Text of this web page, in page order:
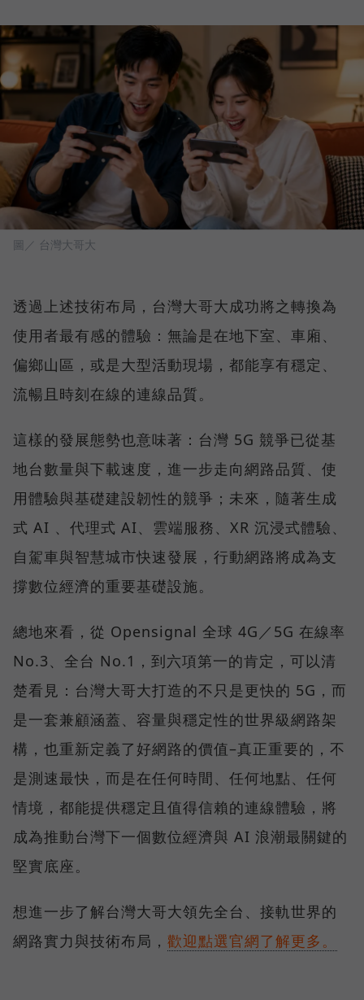
圖／ 台灣大哥大
透過上述技術布局，台灣大哥大成功將之轉換為
使用者最有感的體驗：無論是在地下室、車廂、
偏鄉山區，或是大型活動現場，都能享有穩定、
流暢且時刻在線的連線品質。
這樣的發展態勢也意味著：台灣 5G 競爭已從基
地台數量與下載速度，進一步走向網路品質、使
用體驗與基礎建設韌性的競爭；未來，隨著生成
式 AI 、代理式 AI、雲端服務、XR 沉浸式體驗、
自駕車與智慧城市快速發展，行動網路將成為支
撐數位經濟的重要基礎設施。
總地來看，從 Opensignal 全球 4G／5G 在線率
No.3、全台 No.1，到六項第一的肯定，可以清
楚看見：台灣大哥大打造的不只是更快的 5G，而
是一套兼顧涵蓋、容量與穩定性的世界級網路架
構，也重新定義了好網路的價值–真正重要的，不
是測速最快，而是在任何時間、任何地點、任何
情境，都能提供穩定且值得信賴的連線體驗，將
成為推動台灣下一個數位經濟與 AI 浪潮最關鍵的
堅實底座。
想進一步了解台灣大哥大領先全台、接軌世界的
網路實力與技術布局， 歡迎點選官網了解更多。